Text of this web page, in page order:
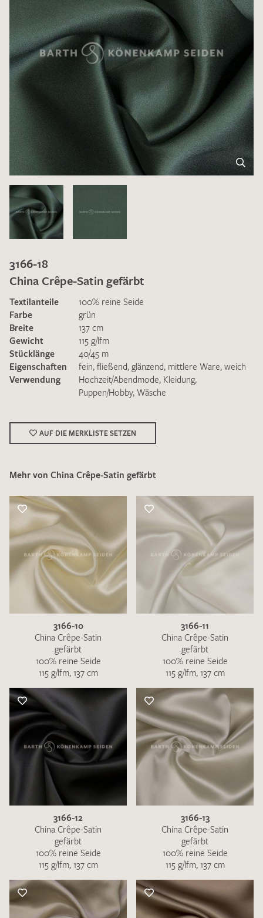
Ich bin damit einverstanden, dass meine angegebenen Daten
zur Beantwortung meiner Musteranfrage genutzt werden.
DieDatenschutzbestimmungenhabe ich zur Kenntnis
genommen und akzeptiere diese.
MUSTERANFRAGE SENDEN
3166-18
China Crêpe-Satin gefärbt
Textilanteile
100% reine Seide
Farbe
grün
Breite
137 cm
Gewicht
115 g/lfm
Stücklänge
40/45 m
Eigenschaften
fein, fließend, glänzend, mittlere Ware, weich
Verwendung
Hochzeit/Abendmode, Kleidung,
Puppen/Hobby, Wäsche
AUF DIE MERKLISTE SETZEN
Mehr von China Crêpe-Satin gefärbt
3166-10
China Crêpe-Satin
gefärbt
100% reine Seide
115 g/lfm, 137 cm
3166-11
China Crêpe-Satin
gefärbt
100% reine Seide
115 g/lfm, 137 cm
3166-12
China Crêpe-Satin
gefärbt
100% reine Seide
115 g/lfm, 137 cm
3166-13
China Crêpe-Satin
gefärbt
100% reine Seide
115 g/lfm, 137 cm